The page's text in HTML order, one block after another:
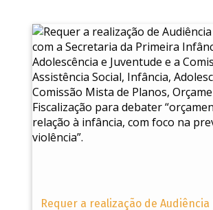
Requer a realização de